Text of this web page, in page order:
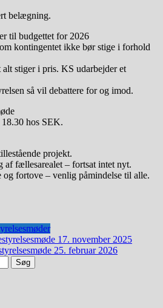
belægning.
til budgettet for 2026
kontingentet ikke bør stige i forhold
stiger i pris. KS udarbejder et
så vil debattere for og imod.
hos SEK.
projekt.
af fællesarealet – fortsat intet nyt.
fortove – venlig påmindelse til alle.
17. november 2025
25. februar 2026